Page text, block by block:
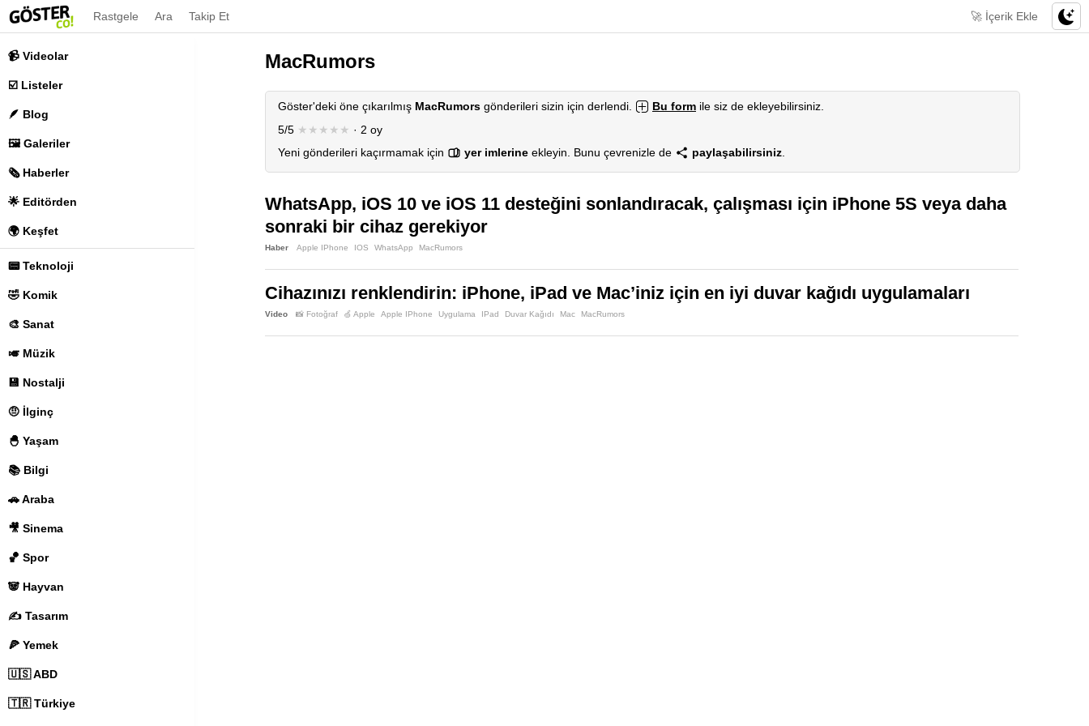
📹 Videolar
☑️ Listeler
🪶 Blog
🖼️ Galeriler
🗞️ Haberler
🌟 Editörden
🌍 Keşfet
📟 Teknoloji
🤣 Komik
🎨 Sanat
🎺 Müzik
💾 Nostalji
🤨 İlginç
🐣 Yaşam
📚 Bilgi
🚗 Araba
🎥 Sinema
🏀 Spor
🐼 Hayvan
✍️ Tasarım
🍕 Yemek
🇺🇸 ABD
🇹🇷 Türkiye
Rastgele Ara Takip Et 🚀 İçerik Ekle
MacRumors
Göster'deki öne çıkarılmış MacRumors gönderileri sizin için derlendi. Bu form ile siz de ekleyebilirsiniz.
5/5 ★★★★★ · 2 oy
Yeni gönderileri kaçırmamak için
yer imlerine ekleyin. Bunu çevrenizle de paylaşabilirsiniz
WhatsApp, iOS 10 ve iOS 11 desteğini sonlandıracak, çalışması için iPhone 5S veya daha
sonraki bir cihaz gerekiyor
Haber Apple IPhone IOS WhatsApp MacRumors
Cihazınızı renklendirin: iPhone, iPad ve Mac’iniz için en iyi duvar kağıdı uygulamaları
Video 📸 Fotoğraf 🍏 Apple Apple IPhone Uygulama IPad Duvar Kağıdı Mac MacRumors